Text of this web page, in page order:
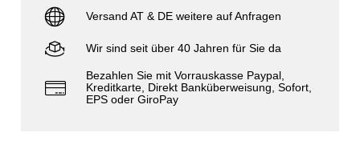
Versand AT & DE weitere auf Anfragen
Wir sind seit über 40 Jahren für Sie da
Bezahlen Sie mit Vorrauskasse Paypal,
Kreditkarte, Direkt Banküberweisung, Sofort,
EPS oder GiroPay